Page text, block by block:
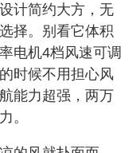
计简约大方，无
择。别看它体积
电机4档风速可调
时候不用担心风
能力超强，两万
。